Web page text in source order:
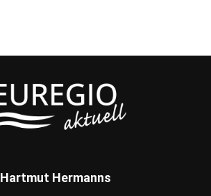
Hartmut Hermanns